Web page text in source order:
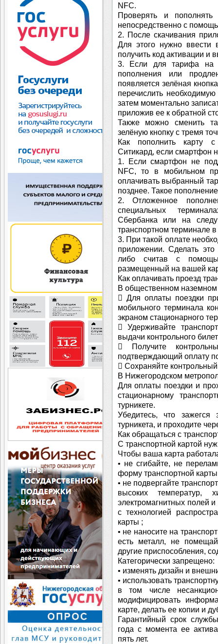
NFC.
Проверять и
непосредственно с
2. После скачивания
Для этого нужно ввести
получить код активации и
3. Если для тарифа на
пополнения или
появляется зелёная
перечислить
затем моментально
приложив ее к обратной
Также можно сменить
зелёную кнопку с тремя
Как пополнить карту
Ситикард, если смартфон
1. Если смартфон не
NFC, то в мобильном
оплачивать выбранный
позднее. Такое
2. Отложенное
специальных
Сбербанка или на
транспортном терминале
3. При такой оплате
приложении. Сделать
либо считав с
размещенный на вашей
Как оплачивать проезд
В общественном наземном
 Для оплаты поездки
мобильного терминала
экраном стационарного
 Удерживайте
выдачи контрольного
 Получите
подтверждающий оплату
 Сохраняйте
В Нижегородском
Для оплаты поездки и
стационарному
турникете.
Убедитесь, что зажегся
турникета, и проходите
Как обращаться с
С транспортной картой
Чтобы ваша карта
• не сгибайте, не
форму транспортной
• не подвергайте
высоких температур,
электромагнитных полей
с технологией
карты ;
• не наносите на
есть металл, не
другие приспособления,
Категорически запрещено:
• изменять дизайн и
• использовать
в том числе
модифицировать
карте, делать ее копии и
Гарантийный срок
года с момента ее
пять лет.